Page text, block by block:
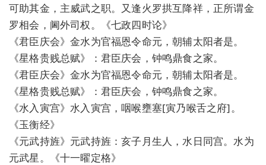
可助其金，主威武之职。又逢火罗拱互降祥，正所谓金
罗相会，阃外司权。《七政四时论》
《君臣庆会》金水为官福恩令命元，朝辅太阳者是。
《星格贵贱总赋》：君臣庆会，钟鸣鼎食之家。
《君臣庆会》金水为官福恩令命元，朝辅太阳者是。
《星格贵贱总赋》：君臣庆会，钟鸣鼎食之家。
《水入寅宫》水入寅宫，咽喉壅塞[寅乃喉舌之府]。
《玉衡经》
《元武持旌》元武持旌：亥子月生人，水日同宫。水为
元武星。《十一曜定格》